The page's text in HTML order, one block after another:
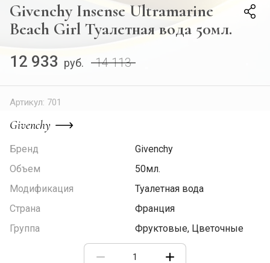
Givenchy Insense Ultramarine
Beach Girl Туалетная вода 50мл.
12 933 руб. 14 113
Артикул: 701
Givenchy
Бренд
Givenchy
Объем
50мл.
Модификация
Туалетная вода
Страна
Франция
Группа
Фруктовые, Цветочные